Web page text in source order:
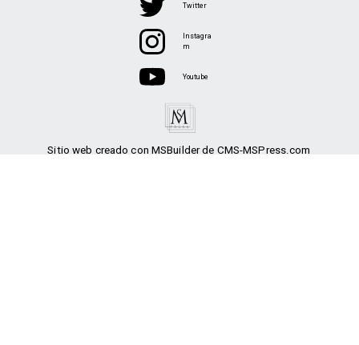
Sitio web creado con MSBuilder de CMS-MSPress.com
Twitter
Instagra
m
Youtube